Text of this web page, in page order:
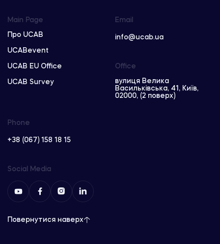
Main Page
Про UCAB
UCABevent
UCAB EU Office
UCAB Survey
Email
info@ucab.ua
Phone
+38 (067) 158 18 15
Office
вулиця Велика
Васильківська, 41, Київ,
02000, (2 поверх)
Social Media
Повернутися наверх